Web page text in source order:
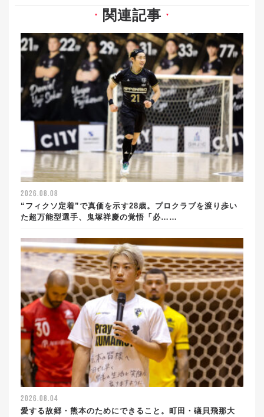
▼ 関連記事 ▼
2026.08.08
“フィクソ定着”で真価を示す28歳。プロクラブを渡り歩い
た超万能型選手、鬼塚祥慶の覚悟「必……
2026.08.04
愛する故郷・熊本のためにできること。町田・礒貝飛那大